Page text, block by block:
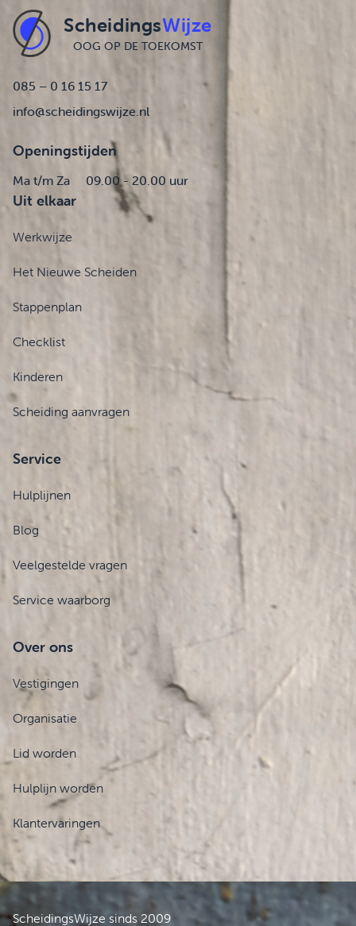
ScheidingsWijze
OOG OP DE TOEKOMST
085 – 0 16 15 17
info@scheidingswijze.nl
Openingstijden
Ma t/m Za 09.00 - 20.00 uur
Uit elkaar
Werkwijze
Het Nieuwe Scheiden
Stappenplan
Checklist
Kinderen
Scheiding aanvragen
Service
Hulplijnen
Blog
Veelgestelde vragen
Service waarborg
Over ons
Vestigingen
Organisatie
Lid worden
Hulplijn worden
Klantervaringen
ScheidingsWijze sinds 2009